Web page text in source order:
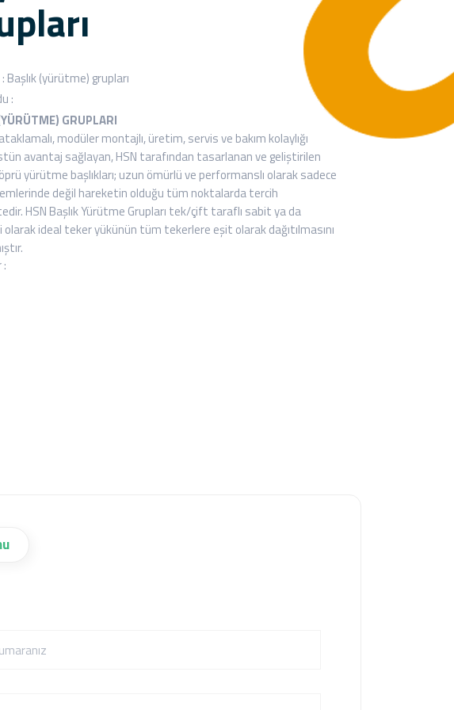
Başlık (yürütme) grupları
:
GRUPLARI
modüler montajlı, üretim, servis ve bakım kolaylığı
avantaj sağlayan, HSN tarafından tasarlanan ve geliştirilen
yürütme başlıkları; uzun ömürlü ve performanslı olarak sadece
değil hareketin olduğu tüm noktalarda tercih
HSN Başlık Yürütme Grupları tek/çift taraflı sabit ya da
ideal teker yükünün tüm tekerlere eşit olarak dağıtılmasını